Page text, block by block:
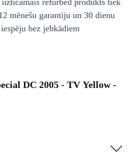
refurbed produkts tiek
mēnešu garantiju un 30 dienu
bez jebkādiem
DC 2005 - TV Yellow -